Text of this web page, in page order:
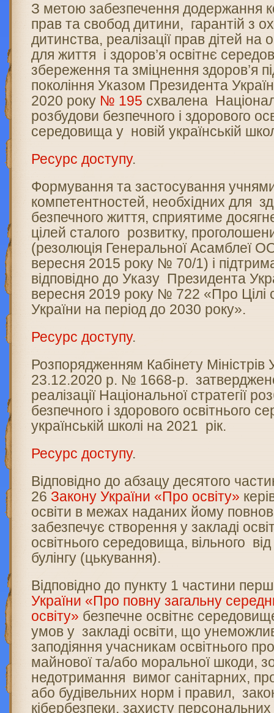
З метою забезпечення додержання
прав та свобод дитини, гарантій з
дитинства, реалізації прав дітей на
для життя і здоров’я освітнє
збереження та зміцнення здоров’я
покоління Указом Президента
2020 року № 195 схвалена
розбудови безпечного і здорового
середовища у новій українській
Ресурс доступу.
Формування та застосування
компетентностей, необхідних для
безпечного життя, сприятиме
цілей сталого розвитку,
(резолюція Генеральної Асамблеї
вересня 2015 року № 70/1) і
відповідно до Указу Президента
вересня 2019 року № 722 «Про Цілі
України на період до 2030 року».
Ресурс доступу.
Розпорядженням Кабінету Міністрів
23.12.2020 р. № 1668-р.
реалізації Національної стратегії
безпечного і здорового освітнього
українській школі на 2021 рік.
Ресурс доступу.
Відповідно до абзацу десятого
26 Закону України «Про освіту»
освіти в межах наданих йому
забезпечує створення у закладі
освітнього середовища, вільного
булінгу (цькування).
Відповідно до пункту 1 частини
України «Про повну загальну
освіту» безпечне освітнє
умов у закладі освіти, що
заподіяння учасникам освітнього
майнової та/або моральної шкоди,
недотримання вимог санітарних,
або будівельних норм і правил,
кібербезпеки, захисту